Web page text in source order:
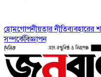
হোমগোপনীয়তার নীতিব্যবহারের
সম্পর্কেবিজ্ঞাপন